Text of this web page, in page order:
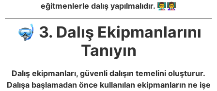
eğitmenlerle dalış yapılmalıdır. 👨‍🏫👩‍🏫
🤿 3. Dalış Ekipmanlarını
Tanıyın
Dalış ekipmanları, güvenli dalışın temelini oluşturur.
Dalışa başlamadan önce kullanılan ekipmanların ne işe